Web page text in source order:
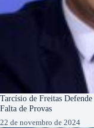
Tarcísio de Freitas
Falta de Provas
22 de novembro de 2024